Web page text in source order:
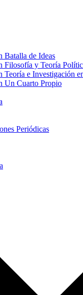
Batalla de Ideas
Filosofía y Teoría
Teoría e Investigación
Un Cuarto Propio
Periódicas